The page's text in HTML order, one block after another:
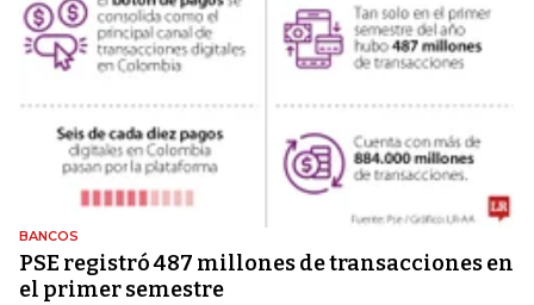
BANCOS
PSE registró 487 millones de transacciones en
el primer semestre